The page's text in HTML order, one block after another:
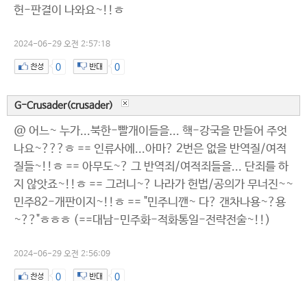
헌-판결이 나와요~!!ㅎ
2024-06-29 오전 2:57:18
0 0
G-Crusader(crusader)
@ 어느~ 누가...북한-빨개이들을... 핵-강국을 만들어 주엇
나요~???ㅎ == 인류사에...아마? 2번은 없을 반역질/여적
질들~!!ㅎ == 아무도~? 그 반역죄/여적죄들을... 단죄를 하
지 않앗죠~!!ㅎ == 그러니~? 나라가 헌법/공의가 무너진~~
민주82-개판이지~!!ㅎ == "민주니깬~ 다? 갠차나용~?용
~??"ㅎㅎㅎ (==대남-민주화-적화통일-전략전술~!!)
2024-06-29 오전 2:56:09
0 0